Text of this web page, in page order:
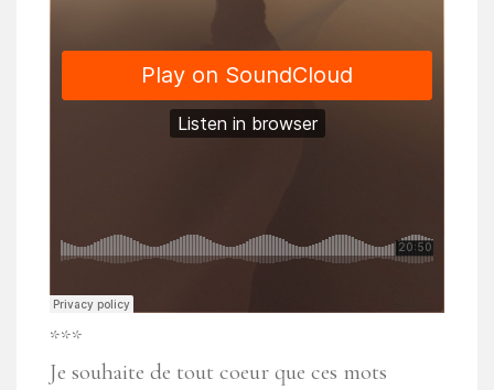
***
Je souhaite de tout coeur que ces mots